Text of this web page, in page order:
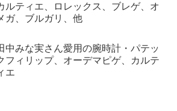
ルティエ、ロレックス、ブレゲ、オ
ガ、ブルガリ、他
中みな実さん愛用の腕時計・パテッ
フィリップ、オーデマピゲ、カルテ
エ